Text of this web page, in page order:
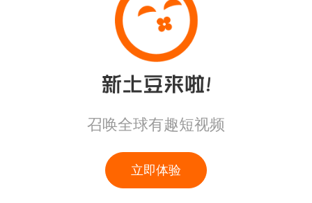
召唤全球有趣短视频
立即体验